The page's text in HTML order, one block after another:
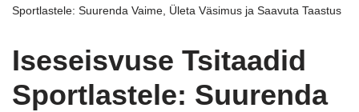
Sportlastele: Suurenda Vaime, Ületa Väsimus ja Saavuta Taastus
Iseseisvuse Tsitaadid
Sportlastele: Suurenda